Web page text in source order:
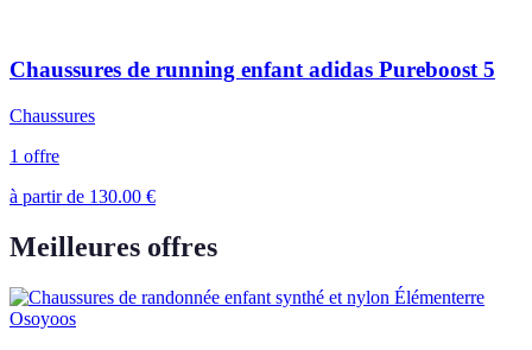
Chaussures de running enfant adidas Pureboost 5
Chaussures
1 offre
à partir de 130.00 €
Meilleures offres